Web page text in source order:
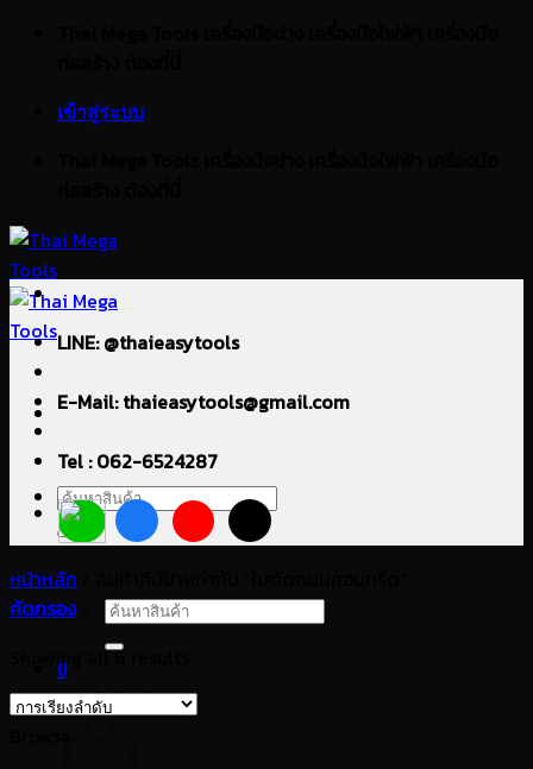
เข้าสู่ระบบ
ค้นหา:
ค้นหา:
0
ตะกร้าสินค้า
LINE: @thaieasytools
E-Mail: thaieasytools@gmail.com
Tel : 062-6524287
หน้าหลัก
คัดกรอง
Showing all 6 results